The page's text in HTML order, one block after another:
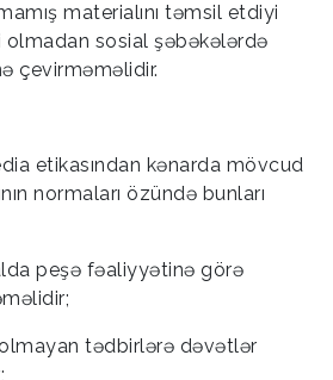
materialını təmsil etdiyi
olmadan sosial şəbəkələrdə
çevirməməlidir.
etikasından kənarda mövcud
normaları özündə bunları
peşə fəaliyyətinə görə
tədbirlərə dəvətlər